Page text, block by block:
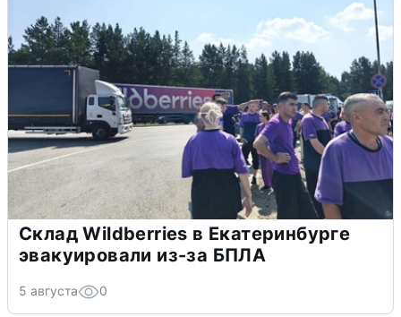
Склад Wildberries в Екатеринбурге
эвакуировали из-за БПЛА
5 августа 0